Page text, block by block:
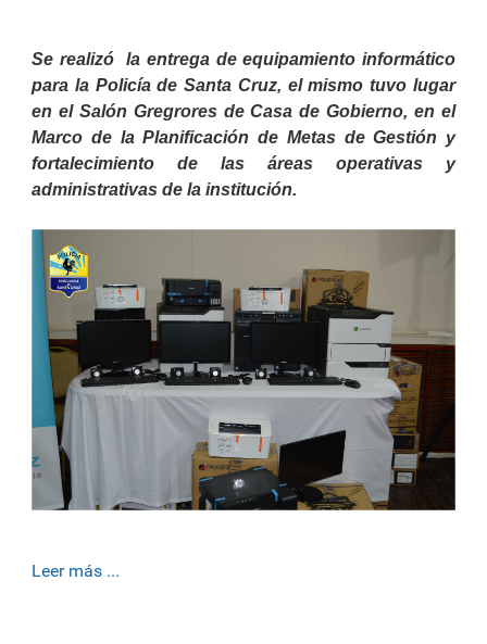
Se realizó la entrega de equipamiento informático
para la Policía de Santa Cruz, el mismo tuvo lugar
en el Salón Gregrores de Casa de Gobierno, en el
Marco de la Planificación de Metas de Gestión y
fortalecimiento de las áreas operativas y
administrativas de la institución.
Leer más ...